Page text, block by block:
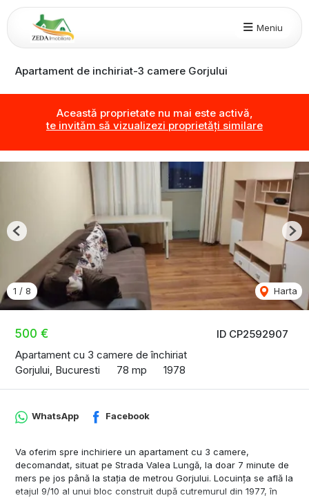
Meniu
Apartament de inchiriat-3 camere Gorjului
Această proprietate nu mai este activă,
te invităm să vizualizezi proprietăți similare
ID CP2592907
500 €
Apartament cu 3 camere de închiriat
Gorjului, Bucuresti
78 mp 1978
1 / 8 Harta
Previous
WhatsApp Facebook
Va oferim spre inchiriere un apartament cu 3 camere,
decomandat, situat pe Strada Valea Lungă, la doar 7 minute de
mers pe jos până la stația de metrou Gorjului. Locuința se află la
etajul 9/10 al unui bloc construit după cutremurul din 1977, în